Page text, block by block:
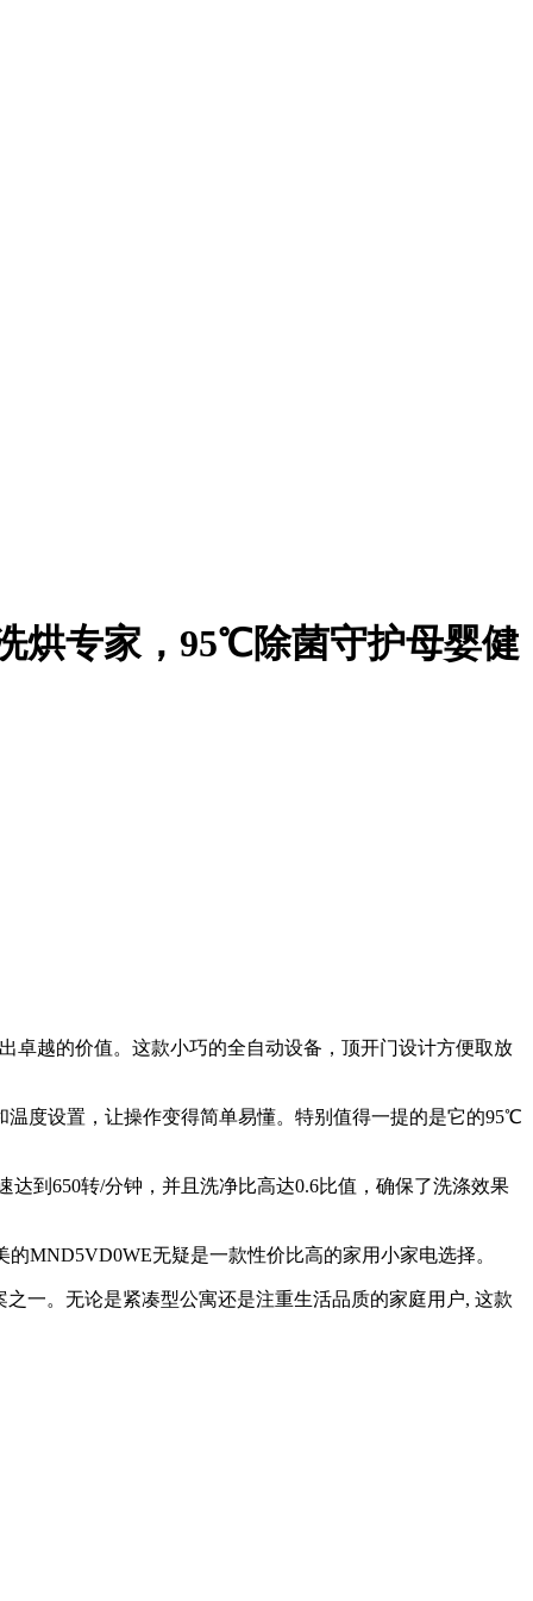
烘专家，95℃除菌守护母婴健
卓越的价值。这款小巧的全自动设备，顶开门设计方便取放
度设置，让操作变得简单易懂。特别值得一提的是它的95℃
到650转/分钟，并且洗净比高达0.6比值，确保了洗涤效果
MND5VD0WE无疑是一款性价比高的家用小家电选择。
一。无论是紧凑型公寓还是注重生活品质的家庭用户, 这款